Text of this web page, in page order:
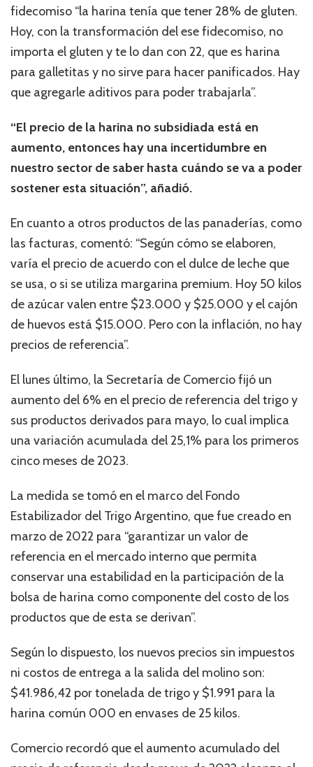
fidecomiso “la harina tenía que tener 28% de gluten.
Hoy, con la transformación del ese fidecomiso, no
importa el gluten y te lo dan con 22, que es harina
para galletitas y no sirve para hacer panificados. Hay
que agregarle aditivos para poder trabajarla”.
“El precio de la harina no subsidiada está en
aumento, entonces hay una incertidumbre en
nuestro sector de saber hasta cuándo se va a poder
sostener esta situación”, añadió.
En cuanto a otros productos de las panaderías, como
las facturas, comentó: “Según cómo se elaboren,
varía el precio de acuerdo con el dulce de leche que
se usa, o si se utiliza margarina premium. Hoy 50 kilos
de azúcar valen entre $23.000 y $25.000 y el cajón
de huevos está $15.000. Pero con la inflación, no hay
precios de referencia”.
El lunes último, la Secretaría de Comercio fijó un
aumento del 6% en el precio de referencia del trigo y
sus productos derivados para mayo, lo cual implica
una variación acumulada del 25,1% para los primeros
cinco meses de 2023.
La medida se tomó en el marco del Fondo
Estabilizador del Trigo Argentino, que fue creado en
marzo de 2022 para “garantizar un valor de
referencia en el mercado interno que permita
conservar una estabilidad en la participación de la
bolsa de harina como componente del costo de los
productos que de esta se derivan”.
Según lo dispuesto, los nuevos precios sin impuestos
ni costos de entrega a la salida del molino son:
$41.986,42 por tonelada de trigo y $1.991 para la
harina común 000 en envases de 25 kilos.
Comercio recordó que el aumento acumulado del